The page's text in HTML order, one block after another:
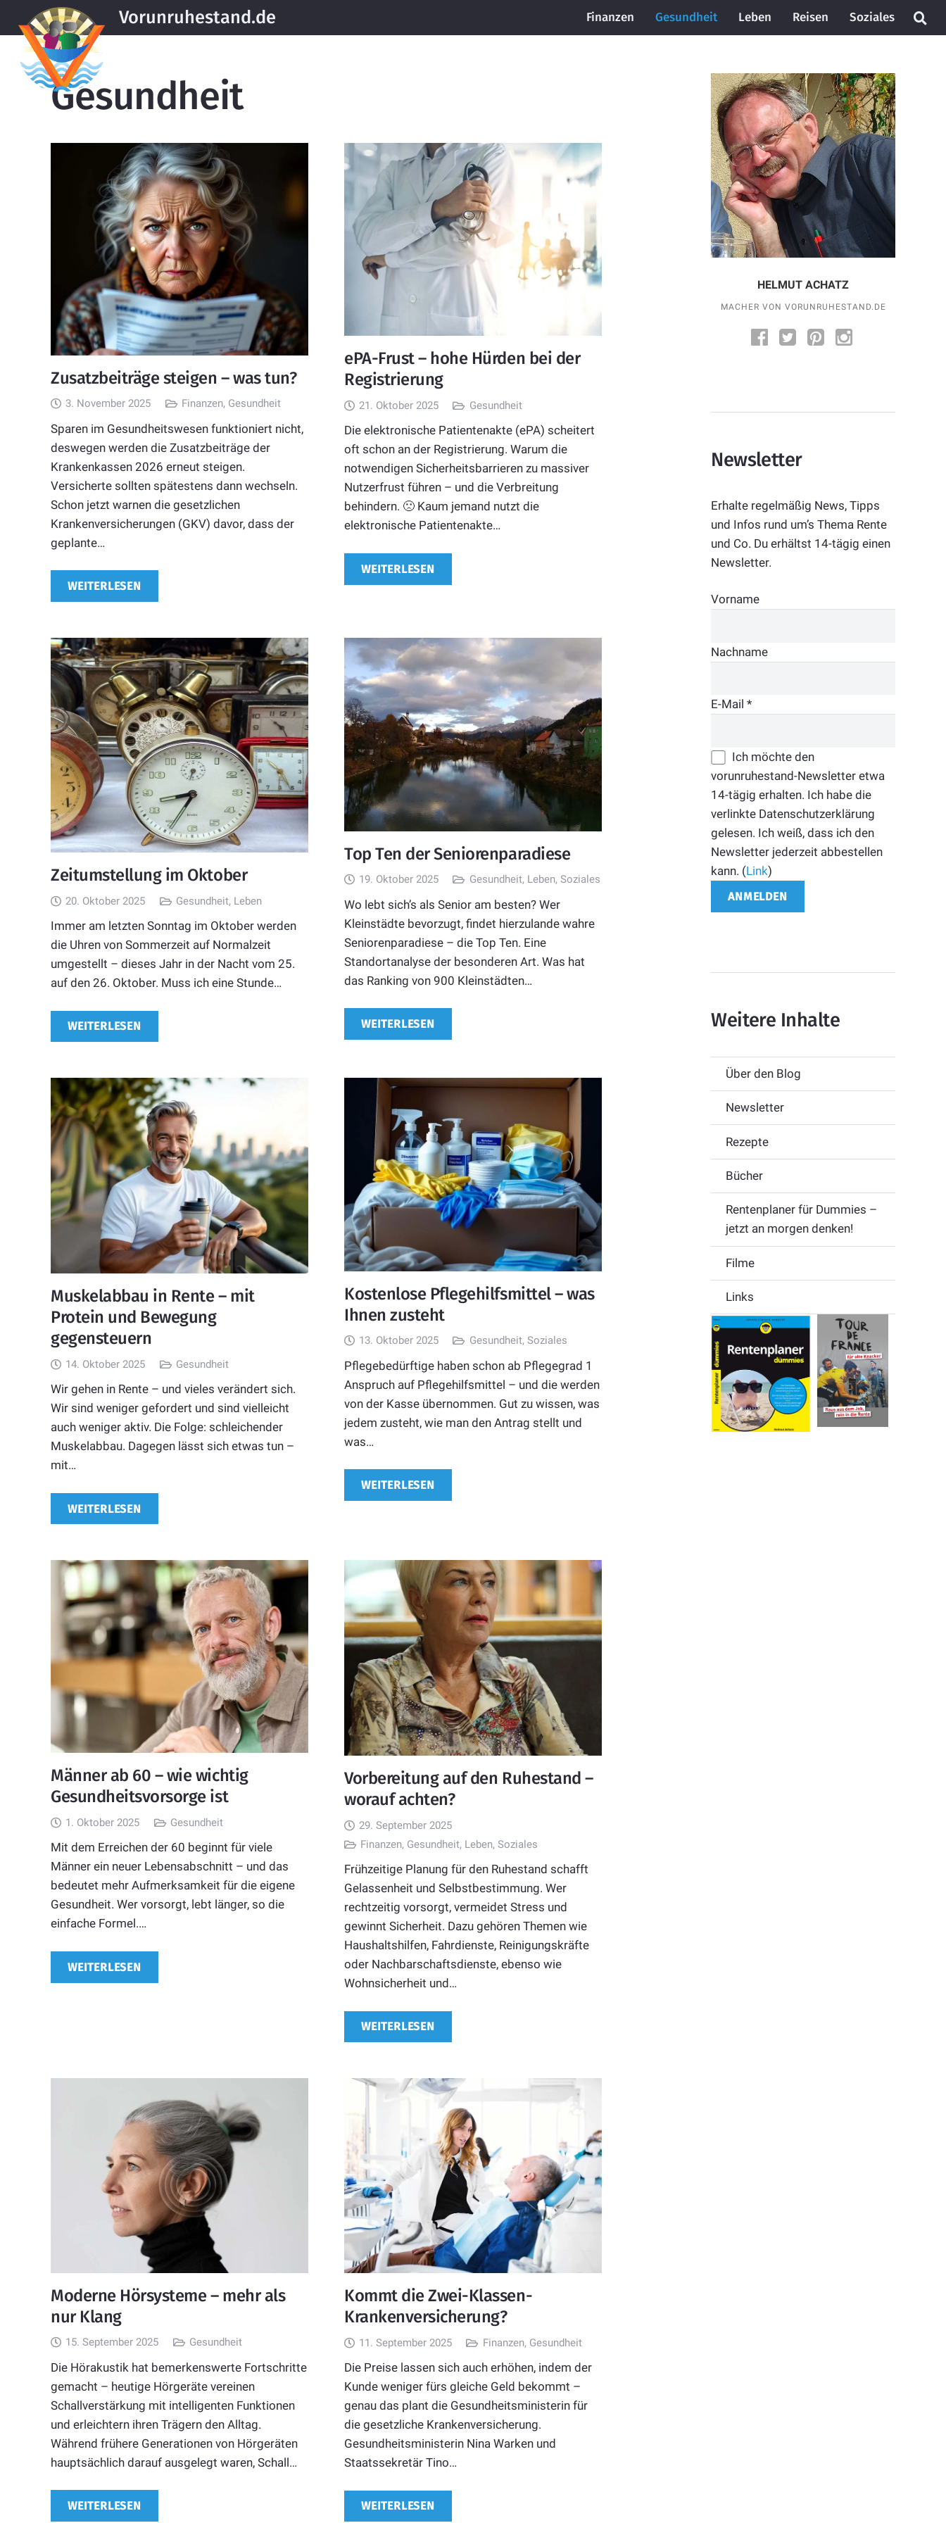
Vorunruhestand.de Finanzen Gesundheit Leben Reisen Soziales
Gesundheit
Zusatzbeiträge steigen – was tun?
3. November 2025 Finanzen, Gesundheit
Sparen im Gesundheitswesen funktioniert nicht,
deswegen werden die Zusatzbeiträge der
Krankenkassen 2026 erneut steigen.
Versicherte sollten spätestens dann wechseln.
Schon jetzt warnen die gesetzlichen
Krankenversicherungen (GKV) davor, dass der
geplante…
WEITERLESEN
ePA-Frust – hohe Hürden bei der
Registrierung
21. Oktober 2025 Gesundheit
Die elektronische Patientenakte (ePA) scheitert
oft schon an der Registrierung. Warum die
notwendigen Sicherheitsbarrieren zu massiver
Nutzerfrust führen – und die Verbreitung
behindern. 🙁 Kaum jemand nutzt die
elektronische Patientenakte…
WEITERLESEN
Zeitumstellung im Oktober
20. Oktober 2025 Gesundheit, Leben
Immer am letzten Sonntag im Oktober werden
die Uhren von Sommerzeit auf Normalzeit
umgestellt – dieses Jahr in der Nacht vom 25.
auf den 26. Oktober. Muss ich eine Stunde…
WEITERLESEN
Top Ten der Seniorenparadiese
19. Oktober 2025 Gesundheit, Leben, Soziales
Wo lebt sich’s als Senior am besten? Wer
Kleinstädte bevorzugt, findet hierzulande wahre
Seniorenparadiese – die Top Ten. Eine
Standortanalyse der besonderen Art. Was hat
das Ranking von 900 Kleinstädten…
WEITERLESEN
Muskelabbau in Rente – mit
Protein und Bewegung
gegensteuern
14. Oktober 2025 Gesundheit
Wir gehen in Rente – und vieles verändert sich.
Wir sind weniger gefordert und sind vielleicht
auch weniger aktiv. Die Folge: schleichender
Muskelabbau. Dagegen lässt sich etwas tun –
mit…
WEITERLESEN
Kostenlose Pflegehilfsmittel – was
Ihnen zusteht
13. Oktober 2025 Gesundheit, Soziales
Pflegebedürftige haben schon ab Pflegegrad 1
Anspruch auf Pflegehilfsmittel – und die werden
von der Kasse übernommen. Gut zu wissen, was
jedem zusteht, wie man den Antrag stellt und
was…
WEITERLESEN
Männer ab 60 – wie wichtig
Gesundheitsvorsorge ist
1. Oktober 2025 Gesundheit
Mit dem Erreichen der 60 beginnt für viele
Männer ein neuer Lebensabschnitt – und das
bedeutet mehr Aufmerksamkeit für die eigene
Gesundheit. Wer vorsorgt, lebt länger, so die
einfache Formel.…
WEITERLESEN
Vorbereitung auf den Ruhestand –
worauf achten?
29. September 2025
Finanzen, Gesundheit, Leben,Soziales
Frühzeitige Planung für den Ruhestand schafft
Gelassenheit und Selbstbestimmung. Wer
rechtzeitig vorsorgt, vermeidet Stress und
gewinnt Sicherheit. Dazu gehören Themen wie
Haushaltshilfen, Fahrdienste, Reinigungskräfte
oder Nachbarschaftsdienste, ebenso wie
Wohnsicherheit und…
WEITERLESEN
Moderne Hörsysteme – mehr als
nur Klang
15. September 2025 Gesundheit
Die Hörakustik hat bemerkenswerte Fortschritte
gemacht – heutige Hörgeräte vereinen
Schallverstärkung mit intelligenten Funktionen
und erleichtern ihren Trägern den Alltag.
Während frühere Generationen von Hörgeräten
hauptsächlich darauf ausgelegt waren, Schall…
WEITERLESEN
Kommt die Zwei-Klassen-
Krankenversicherung?
11. September 2025 Finanzen, Gesundheit
Die Preise lassen sich auch erhöhen, indem der
Kunde weniger fürs gleiche Geld bekommt –
genau das plant die Gesundheitsministerin für
die gesetzliche Krankenversicherung.
Gesundheitsministerin Nina Warken und
Staatssekretär Tino…
WEITERLESEN
HELMUT ACHATZ
MACHER VON VORUNRUHESTAND.DE
Newsletter
Erhalte regelmäßig News, Tipps
und Infos rund um’s Thema Rente
und Co. Du erhältst 14-tägig einen
Newsletter.
Vorname
Nachname
E-Mail*
Ich möchte den
vorunruhestand-Newsletter etwa
14-tägig erhalten. Ich habe die
verlinkte Datenschutzerklärung
gelesen. Ich weiß, dass ich den
Newsletter jederzeit abbestellen
kann. (Link)
Weitere Inhalte
Über den Blog
Newsletter
Rezepte
Bücher
Rentenplaner für Dummies –
jetzt an morgen denken!
Filme
Links